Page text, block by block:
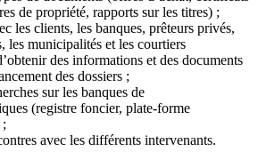
de propriété, rapports sur les titres) ;
les clients, les banques, prêteurs privés,
les municipalités et les courtiers
des informations et des documents
des dossiers ;
sur les banques de
(registre foncier, plate-forme
avec les différents intervenants.